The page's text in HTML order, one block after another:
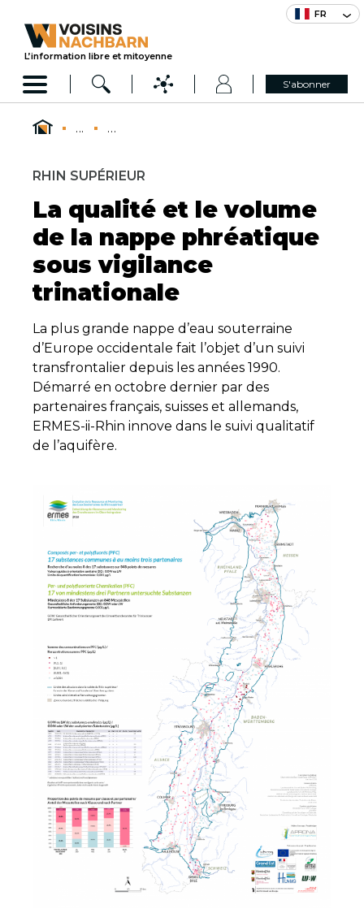
FR
L’information libre et mitoyenne
S'abonner
... ...
RHIN SUPÉRIEUR
La qualité et le volume
de la nappe phréatique
sous vigilance
trinationale
La plus grande nappe d’eau souterraine
d’Europe occidentale fait l’objet d’un suivi
transfrontalier depuis les années 1990.
Démarré en octobre dernier par des
partenaires français, suisses et allemands,
ERMES-ii-Rhin innove dans le suivi qualitatif
de l’aquifère.